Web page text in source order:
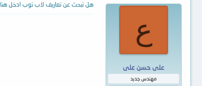
ع
على حسن على
مهندس جديد
هل تبحث عن تعاريف لاب توب ادخل هنا